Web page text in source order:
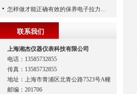
怎样做才能正确有效的保养电子拉力试验机
联系我们
上海湘杰仪器仪表科技有限公司
电话：13585732855
传真：13585732855
地址：上海市青浦区北青公路7523号A幢
邮编：201706